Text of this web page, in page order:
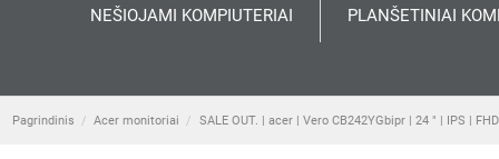
NEŠIOJAMI KOMPIUTERIAI PLANŠETINIAI
Pagrindinis Acer monitoriai SALE OUT. | acer | Vero CB242YGbipr | 24 " | IPS |